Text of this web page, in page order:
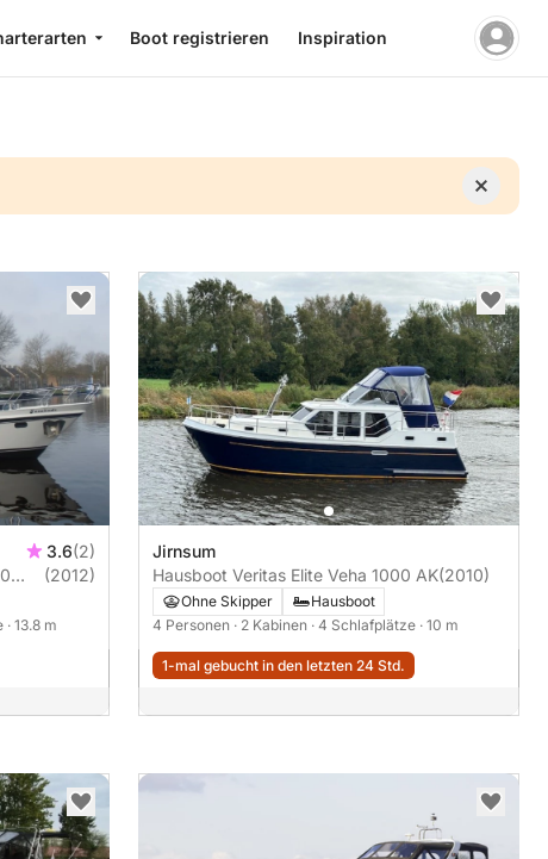
Boot registrieren Inspiration
3.6(2)
(2012)
· 13.8 m
Jirnsum
Hausboot Veritas Elite Veha 1000 AK(2010)
Ohne Skipper
Hausboot
4 Personen · 2 Kabinen · 4 Schlafplätze · 10 m
1-mal gebucht in den letzten 24 Std.